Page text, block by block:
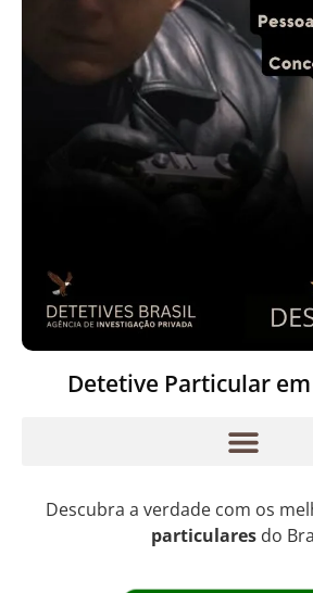
Detetive Particular
Descubra a verdade com os
particularesdo